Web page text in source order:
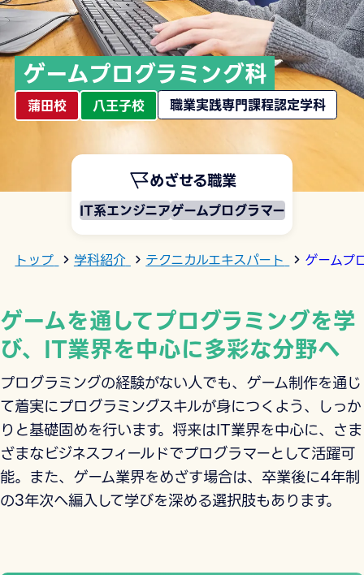
ゲームプログラミング科
蒲田校 八王子校 職業実践専門課程認定学科
めざせる職業
IT系エンジニアゲームプログラマー
トップ 学科紹介 テクニカルエキスパート ゲームプ
ゲームを通してプログラミングを学
び、IT業界を中心に多彩な分野へ
プログラミングの経験がない人でも、ゲーム制作を通じ
て着実にプログラミングスキルが身につくよう、しっか
りと基礎固めを行います。将来はIT業界を中心に、さま
ざまなビジネスフィールドでプログラマーとして活躍可
能。また、ゲーム業界をめざす場合は、卒業後に4年制
の3年次へ編入して学びを深める選択肢もあります。